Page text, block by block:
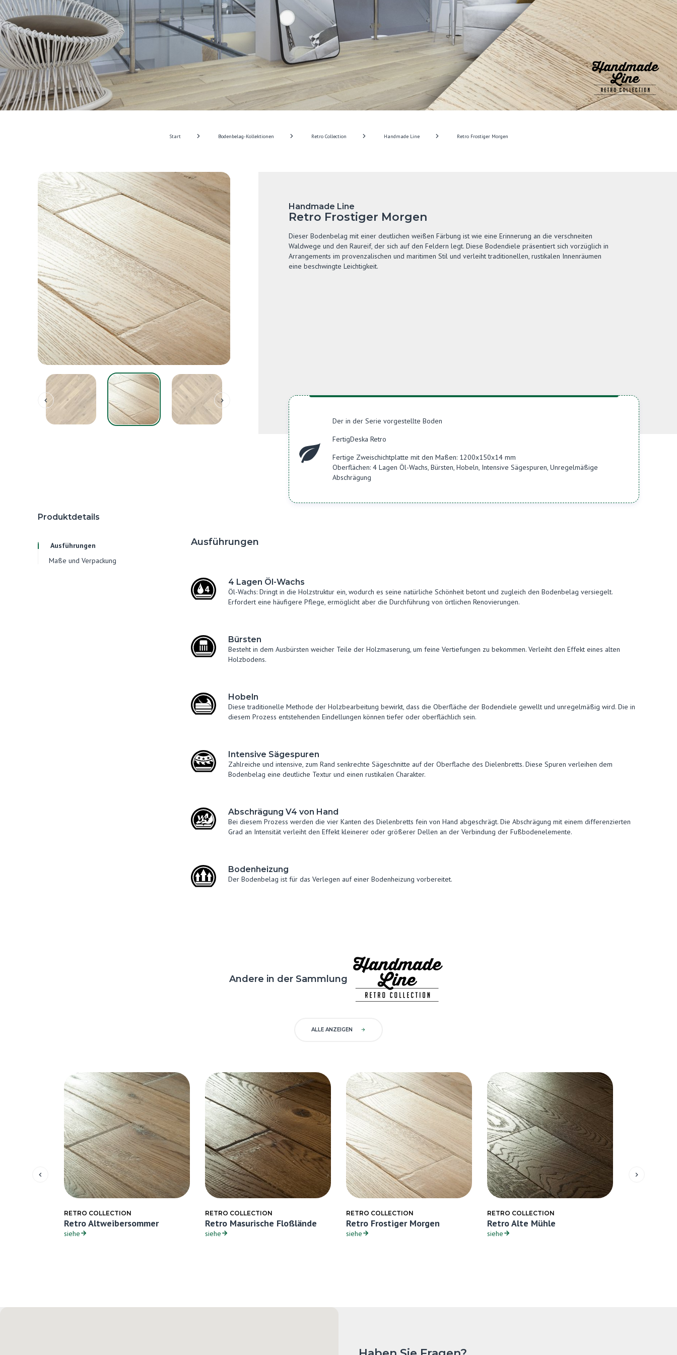
Start Bodenbelag-Kollektionen Retro Collection Handmade Line Retro Frostiger Morgen
Handmade Line
Retro Frostiger Morgen
Dieser Bodenbelag mit einer deutlichen weißen Färbung ist wie eine Erinnerung an die verschneiten
Waldwege und den Raureif, der sich auf den Feldern legt. Diese Bodendiele präsentiert sich vorzüglich in
Arrangements im provenzalischen und maritimen Stil und verleiht traditionellen, rustikalen Innenräumen
eine beschwingte Leichtigkeit.
Der in der Serie vorgestellte Boden
FertigDeska Retro
Fertige Zweischichtplatte mit den Maßen: 1200x150x14 mm
Oberflächen: 4 Lagen Öl-Wachs, Bürsten, Hobeln, Intensive Sägespuren, Unregelmäßige
Abschrägung
Produktdetails
Ausführungen
Maße und Verpackung
Ausführungen
4 Lagen Öl-Wachs
Öl-Wachs: Dringt in die Holzstruktur ein, wodurch es seine natürliche Schönheit betont und zugleich den Bodenbelag versiegelt.
Erfordert eine häufigere Pflege, ermöglicht aber die Durchführung von örtlichen Renovierungen.
Bürsten
Besteht in dem Ausbürsten weicher Teile der Holzmaserung, um feine Vertiefungen zu bekommen. Verleiht den Effekt eines alten
Holzbodens.
Hobeln
Diese traditionelle Methode der Holzbearbeitung bewirkt, dass die Oberfläche der Bodendiele gewellt und unregelmäßig wird. Die in
diesem Prozess entstehenden Eindellungen können tiefer oder oberflächlich sein.
Intensive Sägespuren
Zahlreiche und intensive, zum Rand senkrechte Sägeschnitte auf der Oberflache des Dielenbretts. Diese Spuren verleihen dem
Bodenbelag eine deutliche Textur und einen rustikalen Charakter.
Abschrägung V4 von Hand
Bei diesem Prozess werden die vier Kanten des Dielenbretts fein von Hand abgeschrägt. Die Abschrägung mit einem differenzierten
Grad an Intensität verleiht den Effekt kleinerer oder größerer Dellen an der Verbindung der Fußbodenelemente.
Bodenheizung
Der Bodenbelag ist für das Verlegen auf einer Bodenheizung vorbereitet.
Andere in der Sammlung
ALLE ANZEIGEN
RETRO COLLECTION
Retro Altweibersommer
siehe
RETRO COLLECTION
Retro Masurische Floßlände
siehe
RETRO COLLECTION
Retro Frostiger Morgen
siehe
RETRO COLLECTION
Retro Alte Mühle
siehe